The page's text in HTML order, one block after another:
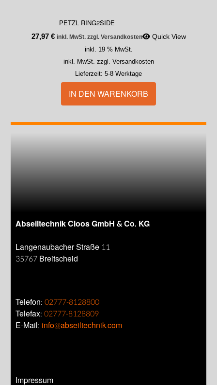
PETZL RING2SIDE
27,97 € inkl. MwSt. zzgl. Versandkosten Quick View
inkl. 19 % MwSt.
inkl. MwSt. zzgl. Versandkosten
Lieferzeit: 5-8 Werktage
IN DEN WARENKORB
Abseiltechnik Cloos GmbH & Co. KG
Langenaubacher Straße 11
35767 Breitscheid
Telefon:02777-8128800
Telefax:02777-8128809
E-Mail: info@abseiltechnik.com
Impressum